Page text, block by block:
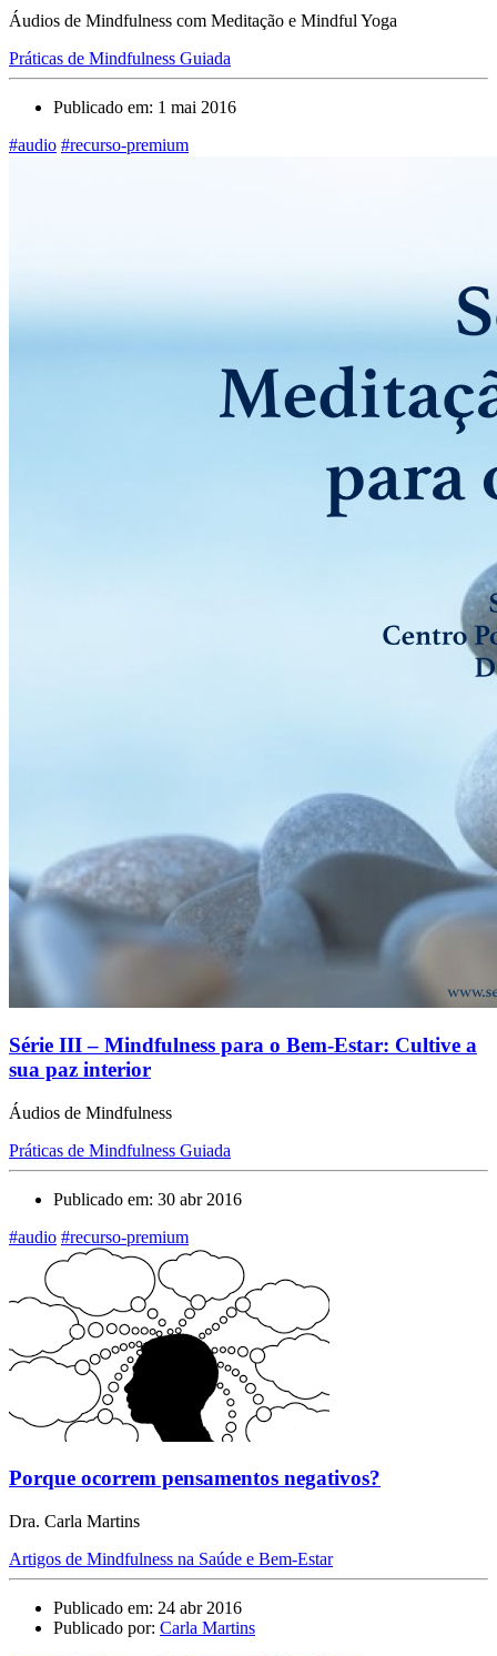
Áudios de Mindfulness com Meditação e Mindful Yoga
Práticas de Mindfulness Guiada
Publicado em: 1 mai 2016
#audio #recurso-premium
Série III – Mindfulness para o Bem-Estar: Cultive a
sua paz interior
Áudios de Mindfulness
Práticas de Mindfulness Guiada
Publicado em: 30 abr 2016
#audio #recurso-premium
Porque ocorrem pensamentos negativos?
Dra. Carla Martins
Artigos de Mindfulness na Saúde e Bem-Estar
Publicado em: 24 abr 2016
Publicado por: Carla Martins